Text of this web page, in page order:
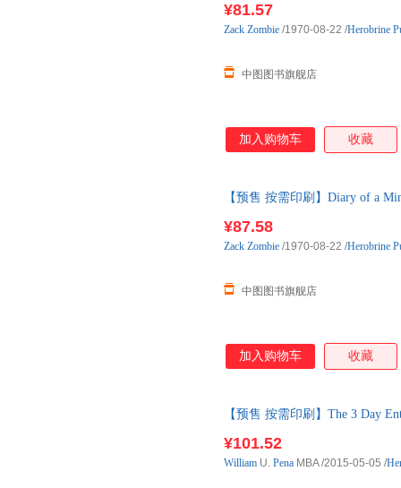
¥81.57
中图图书旗舰店
Zack Zombie /1970-08-22 /Herobrine
加入购物车 收藏
【预售 按需印刷】Diary of a
¥87.58
中图图书旗舰店
Zack Zombie /1970-08-22 /Herobrine
加入购物车 收藏
【预售 按需印刷】The 3 Day
¥101.52
William U. Pena MBA/2015-05-05 /